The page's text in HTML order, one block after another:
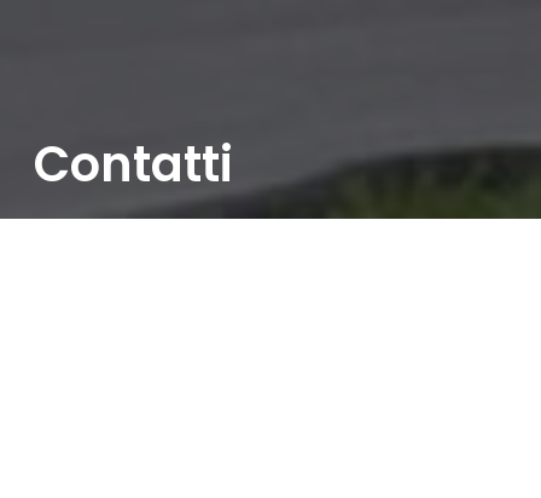
Contatti